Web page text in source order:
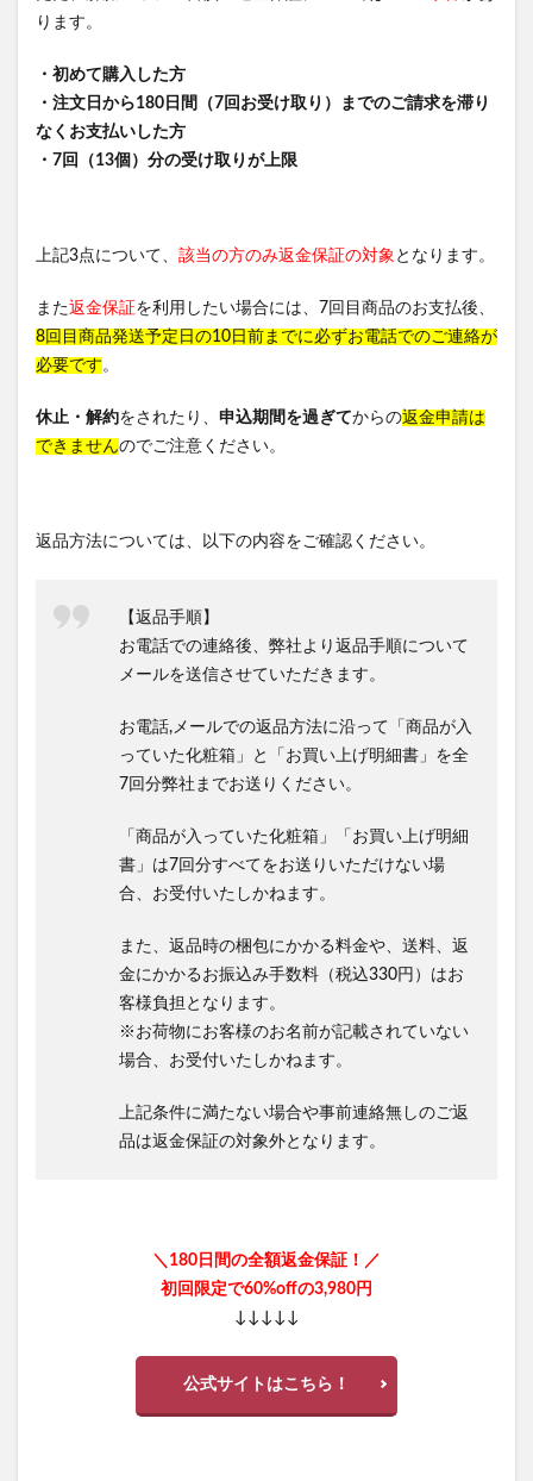
ります。
・初めて購入した方
・注文日から180日間（7回お受け取り）までのご請求を滞り
なくお支払いした方
・7回（13個）分の受け取りが上限
上記3点について、 該当の方のみ返金保証の対象 となります。
また返金保証を利用したい場合には、7回目商品のお支払後、
8回目商品発送予定日の10日前までに必ずお電話でのご連絡が
必要です 。
休止・解約をされたり、 申込期間を過ぎてからの返金申請は
できませんのでご注意ください。
返品方法については、以下の内容をご確認ください。
【返品手順】
お電話での連絡後、弊社より返品手順について
メールを送信させていただきます。
お電話,メールでの返品方法に沿って「商品が入
っていた化粧箱」と「お買い上げ明細書」を全
7回分弊社までお送りください。
「商品が入っていた化粧箱」「お買い上げ明細
書」は7回分すべてをお送りいただけない場
合、お受付いたしかねます。
また、返品時の梱包にかかる料金や、送料、返
金にかかるお振込み手数料（税込330円）はお
客様負担となります。
※お荷物にお客様のお名前が記載されていない
場合、お受付いたしかねます。
上記条件に満たない場合や事前連絡無しのご返
品は返金保証の対象外となります。
＼180日間の全額返金保証！／
初回限定で60%offの3,980円
↓↓↓↓↓
公式サイトはこちら！